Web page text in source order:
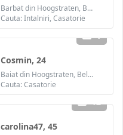
Barbat din Hoogstraten, Belgia
Cauta: Intalniri, Casatorie
1
Cosmin, 24
Baiat din Hoogstraten, Belgia
Cauta: Casatorie
12
carolina47, 45